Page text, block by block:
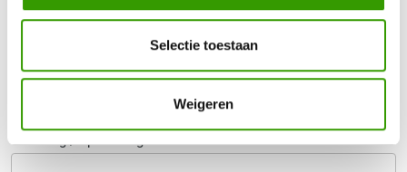
Selectie toestaan
Weigeren
Naam*
Telefoonnummer*
Uw vraag / opmerking